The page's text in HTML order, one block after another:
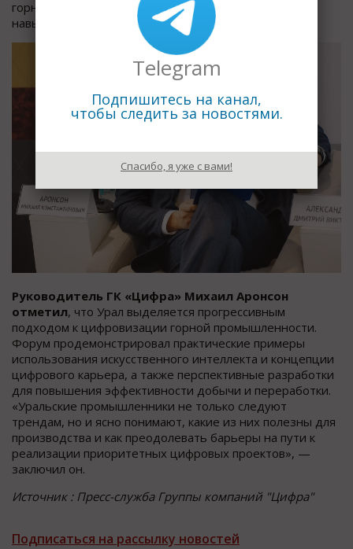
горное предприятие», для повышения цифровых
навыков специалистов.
Руководитель ГК «Цифра» Михаил Аронсон
отметил, что Урал выделяется прогрессивным
подходом к цифровизации горной промышленности.
Форум продемонстрировал практические примеры
использования искусственного интеллекта и концепции
цифрового карьера, а также перспективные разработки
для повышения эффективности добычи и переработки.
«Уральские промышленники не только следуют
трендам, но и ясно понимают, какие из них полезны для
производства и как преодолевать барьеры на пути к
реализации приоритетных цифровых проектов», —
заключил он.
Источник : Пресс-служба Группы компаний "Цифра"
Подписаться на рассылку новостей
Telegram
Подпишитесь на канал,
чтобы следить за новостями.
Спасибо, я уже с вами!